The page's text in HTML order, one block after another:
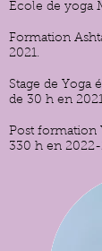
Ecole de yoga
Formation
2021.
Stage de Yoga
de 30 h en
Post formation
330 h en